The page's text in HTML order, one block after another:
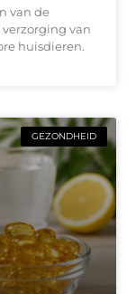
van de
van
huisdieren.
GEZONDHEID